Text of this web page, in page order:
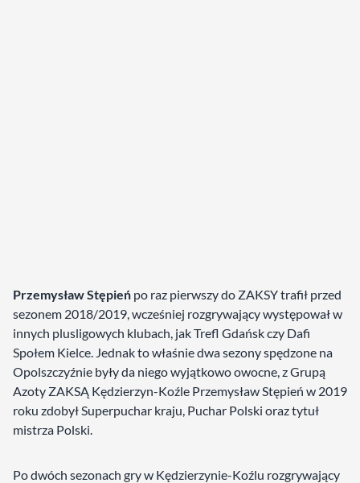
Przemysław Stępień po raz pierwszy do ZAKSY trafił przed
sezonem 2018/2019, wcześniej rozgrywający występował w
innych plusligowych klubach, jak Trefl Gdańsk czy Dafi
Społem Kielce. Jednak to właśnie dwa sezony spędzone na
Opolszczyźnie były da niego wyjątkowo owocne, z Grupą
Azoty ZAKSĄ Kędzierzyn-Koźle Przemysław Stępień w 2019
roku zdobył Superpuchar kraju, Puchar Polski oraz tytuł
mistrza Polski.
Po dwóch sezonach gry w Kędzierzynie-Koźlu rozgrywający